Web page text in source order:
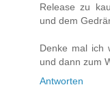
Release zu
und dem
Denke mal ich
und dann zum
Antworten